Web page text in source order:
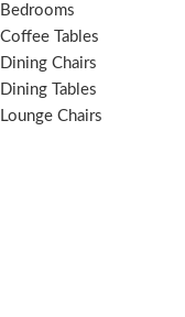
Bedrooms
Coffee Tables
Dining Chairs
Dining Tables
Lounge Chairs